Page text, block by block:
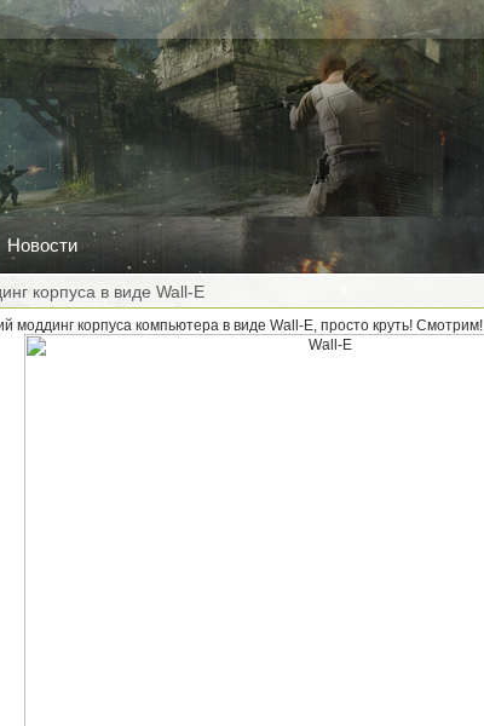
Новости
корпуса в виде Wall-E
моддинг корпуса компьютера в виде Wall-E, просто круть! Смотрим!